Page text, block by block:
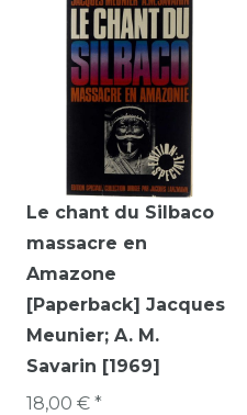
Le chant du Silbaco
massacre en
Amazone
[Paperback] Jacques
Meunier; A. M.
Savarin [1969]
18,00 € *